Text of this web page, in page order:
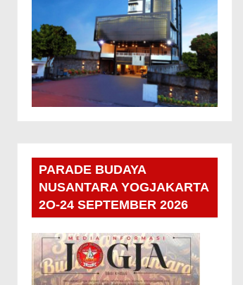
PARADE BUDAYA
NUSANTARA YOGJAKARTA
2O-24 SEPTEMBER 2026